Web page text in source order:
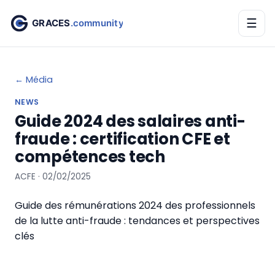
☰
← Média
NEWS
Guide 2024 des salaires anti-
fraude : certification CFE et
compétences tech
ACFE · 02/02/2025
Guide des rémunérations 2024 des professionnels
de la lutte anti-fraude : tendances et perspectives
clés